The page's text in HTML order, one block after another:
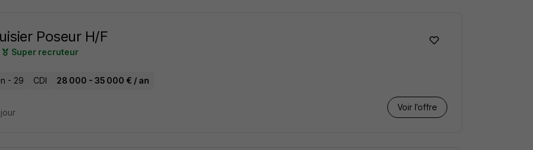
Poseur H/F
Super recruteur
- 29 CDI 28 000 - 35 000 € / an
Voir l’offre